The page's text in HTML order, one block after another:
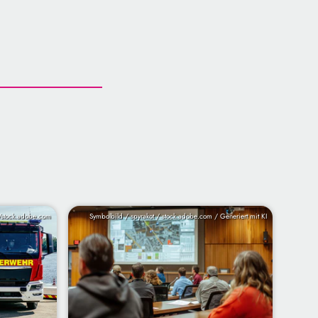
Symbolbild / spyrakot / stock.adobe.com / Generiert mit KI